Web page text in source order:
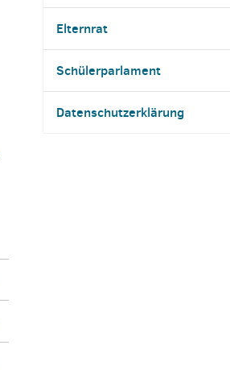
Elternrat
Schülerparlament
Datenschutzerklärung